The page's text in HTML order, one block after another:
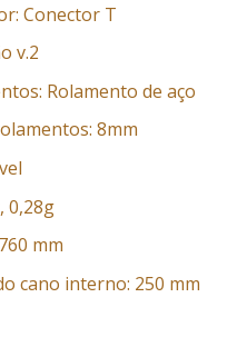
Conector T
v.2
Rolamento de aço
8mm
0,28g
mm
cano interno: 250 mm